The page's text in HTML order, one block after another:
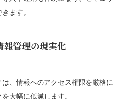
ます。
報管理の現実化
、情報へのアクセス権限を厳格に
大幅に低減します。